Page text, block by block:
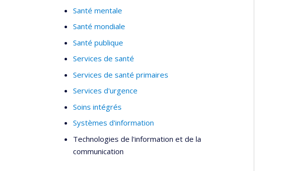
Santé mentale
Santé mondiale
Santé publique
Services de santé
Services de santé primaires
Services d'urgence
Soins intégrés
Systèmes d'information
Technologies de l'information et de la
communication